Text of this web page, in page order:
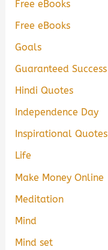
Free eBooks
Free eBooks
Goals
Guaranteed Success
Hindi Quotes
Independence Day
Inspirational Quotes
Life
Make Money Online
Meditation
Mind
Mind set